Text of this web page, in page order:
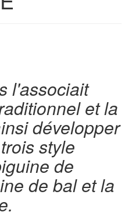
l'associait
et la
développer
style
de
de bal et la